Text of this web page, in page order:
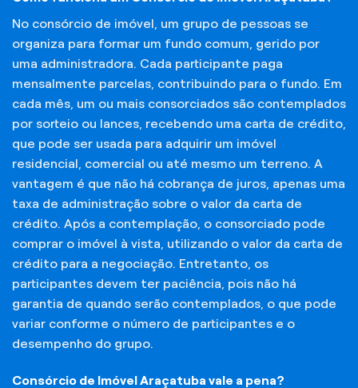
No consórcio de imóvel, um grupo de pessoas se
organiza para formar um fundo comum, gerido por
uma administradora. Cada participante paga
mensalmente parcelas, contribuindo para o fundo. Em
cada mês, um ou mais consorciados são contemplados
por sorteio ou lances, recebendo uma carta de crédito,
que pode ser usada para adquirir um imóvel
residencial, comercial ou até mesmo um terreno. A
vantagem é que não há cobrança de juros, apenas uma
taxa de administração sobre o valor da carta de
crédito. Após a contemplação, o consorciado pode
comprar o imóvel à vista, utilizando o valor da carta de
crédito para a negociação. Entretanto, os
participantes devem ter paciência, pois não há
garantia de quando serão contemplados, o que pode
variar conforme o número de participantes e o
desempenho do grupo.
Consórcio de Imóvel Araçatuba vale a pena?